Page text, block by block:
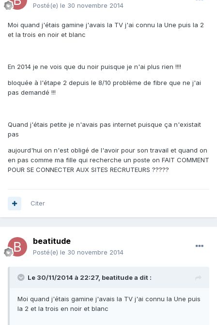
Posté(e) le 30 novembre 2014
Moi quand j'étais gamine j'avais la TV j'ai connu la Une puis la 2
et la trois en noir et blanc
En 2014 je ne vois que du noir puisque je n'ai plus rien !!!!
bloquée à l'étape 2 depuis le 8/10 problème de fibre que ne j'ai
pas demandé !!!
Quand j'étais petite je n'avais pas internet puisque ça n'existait
pas
aujourd'hui on n'est obligé de l'avoir pour son travail et quand on
en pas comme ma fille qui recherche un poste on FAIT COMMENT
POUR SE CONNECTER AUX SITES RECRUTEURS ?????
Citer
beatitude
Posté(e) le 30 novembre 2014
Le 30/11/2014 à 22:27, beatitude a dit :
Moi quand j'étais gamine j'avais la TV j'ai connu la Une puis
la 2 et la trois en noir et blanc